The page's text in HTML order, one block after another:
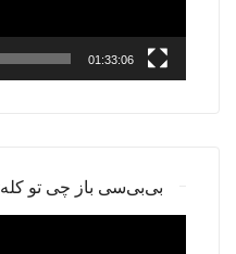
01:33:06
بی‌بی‌سی باز چی تو